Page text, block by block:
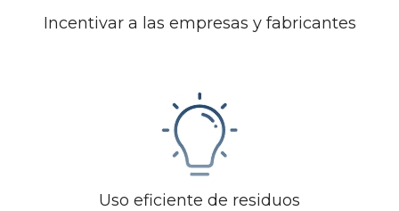
Incentivar a las empresas y fabricantes
Uso eficiente de residuos